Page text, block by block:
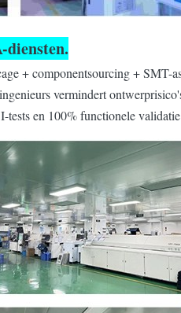
diensten.
+ componentsourcing + SMT-
vermindert
en 100% functionele